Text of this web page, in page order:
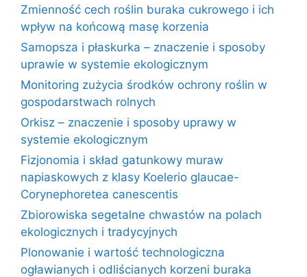
Zmienność cech roślin buraka cukrowego i ich
wpływ na końcową masę korzenia
Samopsza i płaskurka – znaczenie i sposoby
uprawie w systemie ekologicznym
Monitoring zużycia środków ochrony roślin w
gospodarstwach rolnych
Orkisz – znaczenie i sposoby uprawy w
systemie ekologicznym
Fizjonomia i skład gatunkowy muraw
napiaskowych z klasy Koelerio glaucae-
Corynephoretea canescentis
Zbiorowiska segetalne chwastów na polach
ekologicznych i tradycyjnych
Plonowanie i wartość technologiczna
ogławianych i odliścianych korzeni buraka